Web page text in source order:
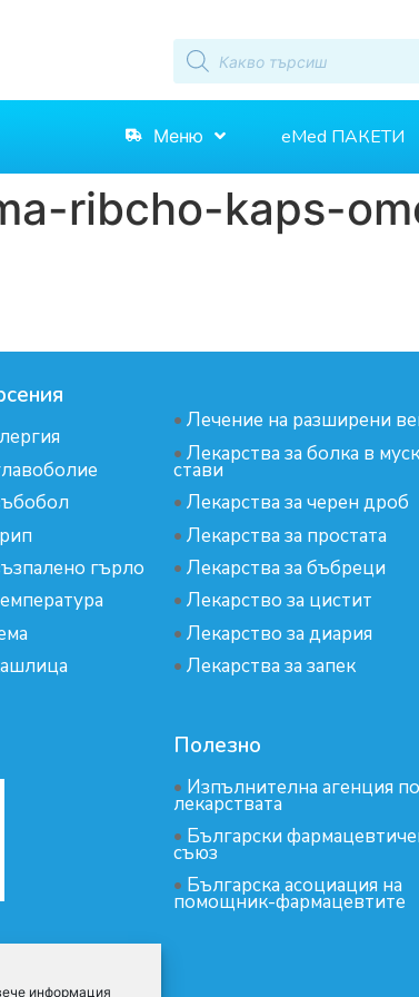
информация
Меню eMed ПАКЕТИ
ribcho-kaps-
гърло
• Лечение на разширени
• Лекарства за болка в
стави
• Лекарства за черен дроб
• Лекарства за простата
• Лекарства за бъбреци
• Лекарство за цистит
• Лекарство за диария
• Лекарства за запек
Полезно
• Изпълнителна агенция по
лекарствата
• Български
съюз
• Българска асоциация на
помощник-фармацевтите